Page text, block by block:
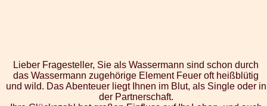
Lieber Fragesteller, Sie als Wassermann sind schon durch
das Wassermann zugehörige Element Feuer oft heißblütig
und wild. Das Abenteuer liegt Ihnen im Blut, als Single oder in
der Partnerschaft.